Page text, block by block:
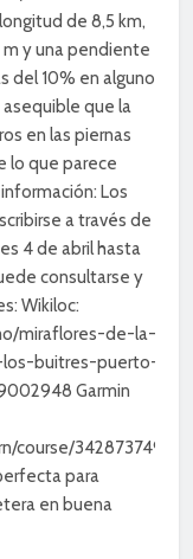
de 8,5 km,
y una pendiente
10% en algunos
que la
en las piernas
lo que parece
Los
a través de
4 de abril hasta
consultarse y
Wikiloc:
miraflores-de-la-
buitres-puerto-
Garmin
course/342873749
para
en buena